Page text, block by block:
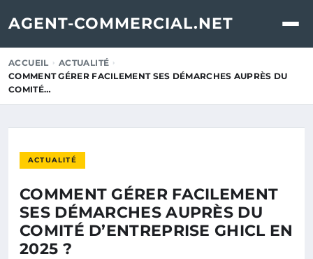
AGENT-COMMERCIAL.NET
ACCUEIL
ACTUALITÉ
COMMENT GÉRER FACILEMENT SES DÉMARCHES AUPRÈS DU
COMITÉ…
ACTUALITÉ
COMMENT GÉRER FACILEMENT
SES DÉMARCHES AUPRÈS DU
COMITÉ D’ENTREPRISE GHICL EN
2025 ?